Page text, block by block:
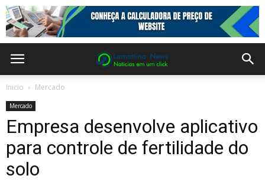
Inicio Mercado
Mercado
Empresa desenvolve aplicativo
para controle de fertilidade do
solo